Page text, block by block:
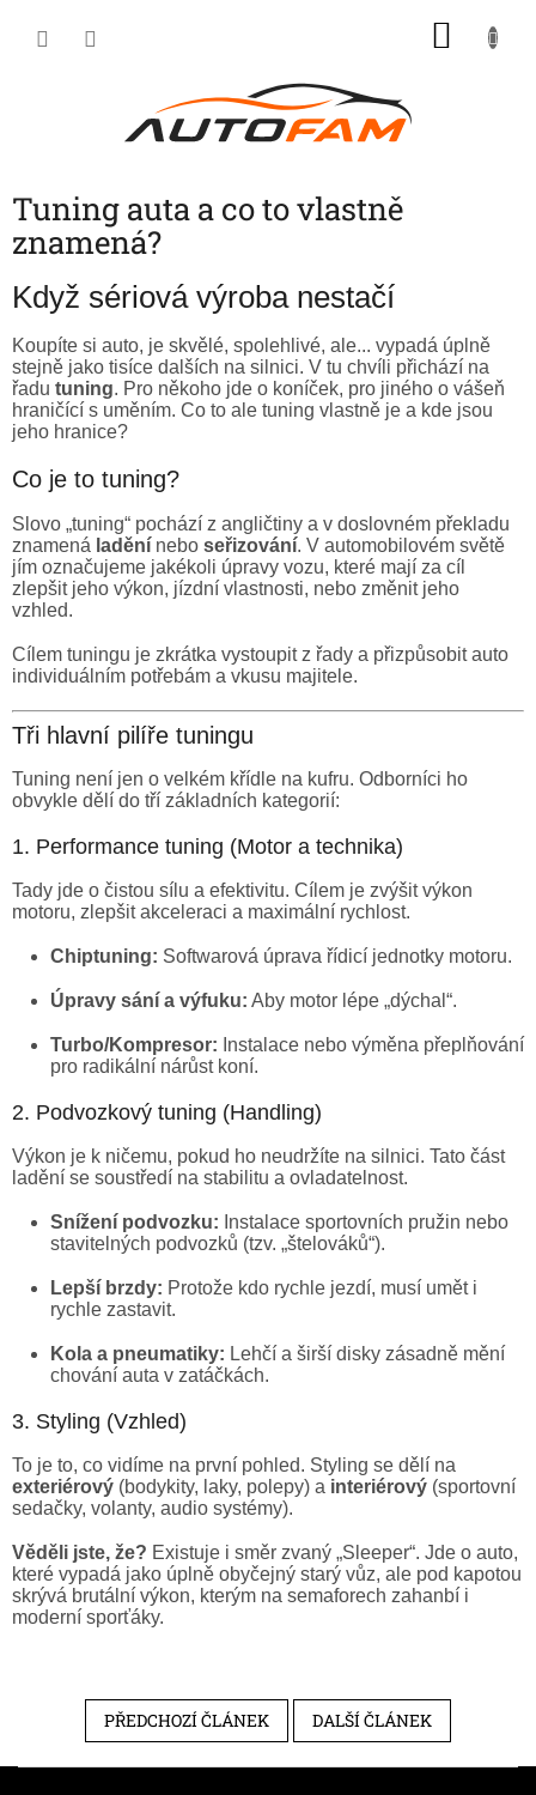
Tuning auta a co to vlastně
znamená?
Když sériová výroba nestačí
Koupíte si auto, je skvělé, spolehlivé, ale... vypadá úplně
stejně jako tisíce dalších na silnici. V tu chvíli přichází na
řadu tuning. Pro někoho jde o koníček, pro jiného o vášeň
hraničící s uměním. Co to ale tuning vlastně je a kde jsou
jeho hranice?
Co je to tuning?
Slovo „tuning“ pochází z angličtiny a v doslovném překladu
znamená ladění nebo seřizování. V automobilovém světě
jím označujeme jakékoli úpravy vozu, které mají za cíl
zlepšit jeho výkon, jízdní vlastnosti, nebo změnit jeho
vzhled.
Cílem tuningu je zkrátka vystoupit z řady a přizpůsobit auto
individuálním potřebám a vkusu majitele.
Tři hlavní pilíře tuningu
Tuning není jen o velkém křídle na kufru. Odborníci ho
obvykle dělí do tří základních kategorií:
1. Performance tuning (Motor a technika)
Tady jde o čistou sílu a efektivitu. Cílem je zvýšit výkon
motoru, zlepšit akceleraci a maximální rychlost.
Chiptuning: Softwarová úprava řídicí jednotky motoru.
Úpravy sání a výfuku: Aby motor lépe „dýchal“.
Turbo/Kompresor: Instalace nebo výměna přeplňování
pro radikální nárůst koní.
2. Podvozkový tuning (Handling)
Výkon je k ničemu, pokud ho neudržíte na silnici. Tato část
ladění se soustředí na stabilitu a ovladatelnost.
Snížení podvozku: Instalace sportovních pružin nebo
stavitelných podvozků (tzv. „štelováků“).
Lepší brzdy: Protože kdo rychle jezdí, musí umět i
rychle zastavit.
Kola a pneumatiky: Lehčí a širší disky zásadně mění
chování auta v zatáčkách.
3. Styling (Vzhled)
To je to, co vidíme na první pohled. Styling se dělí na
exteriérový (bodykity, laky, polepy) a interiérový (sportovní
sedačky, volanty, audio systémy).
Věděli jste, že? Existuje i směr zvaný „Sleeper“. Jde o auto,
které vypadá jako úplně obyčejný starý vůz, ale pod kapotou
skrývá brutální výkon, kterým na semaforech zahanbí i
moderní sporťáky.
PŘEDCHOZÍ ČLÁNEK DALŠÍ ČLÁNEK